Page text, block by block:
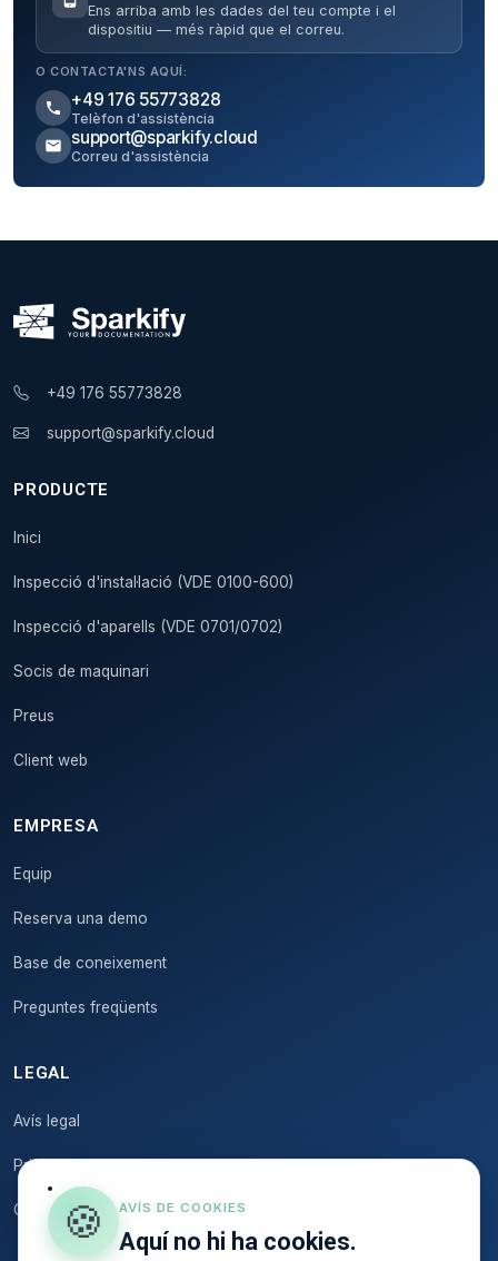
🍪 AVÍS DE COOKIES
Aquí no hi ha cookies.
Ens arriba amb les dades del teu compte i el
dispositiu — més ràpid que el correu.
O CONTACTA'NS AQUÍ:
+49 176 55773828
Telèfon d'assistència
support@sparkify.cloud
Correu d'assistència
+49 176 55773828
support@sparkify.cloud
PRODUCTE
Inici
Inspecció d'instal·lació (VDE 0100-600)
Inspecció d'aparells (VDE 0701/0702)
Socis de maquinari
Preus
Client web
EMPRESA
Equip
Reserva una demo
Base de coneixement
Preguntes freqüents
LEGAL
Avís legal
Privacitat
Condicions